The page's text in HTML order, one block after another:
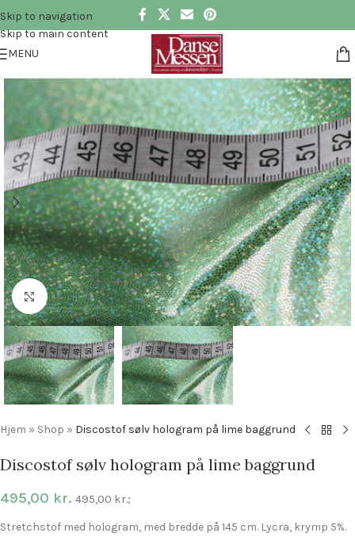
Skip to navigation
Skip to main content
MENU
Click to enlarge
Hjem » Shop » Discostof sølv hologram på lime baggrund
Discostof sølv hologram på lime baggrund
495,00 kr. 495,00 kr.;
Stretchstof med hologram, med bredde på 145 cm. Lycra, krymp 5%.